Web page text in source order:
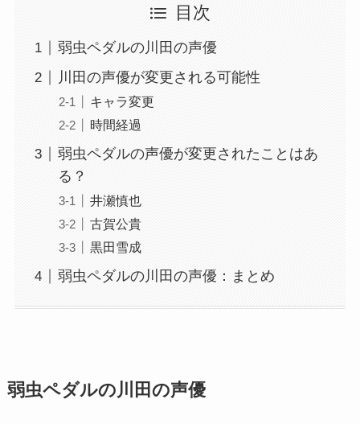
目次
弱虫ペダルの川田の声優
川田の声優が変更される可能性
キャラ変更
時間経過
弱虫ペダルの声優が変更されたことはあ
る？
井瀬慎也
古賀公貴
黒田雪成
弱虫ペダルの川田の声優：まとめ
弱虫ペダルの川田の声優